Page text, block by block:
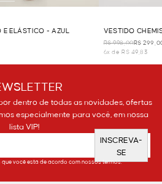
E ELÁSTICO - AZUL VESTIDO
R$ 998,00R$
6x de R$ 49,83
dentro de todas as novidades, ofertas
especialmente para você, em nossa
lista VIP!
INSCREVA-
SE
que você está de acordo com nossos termos.